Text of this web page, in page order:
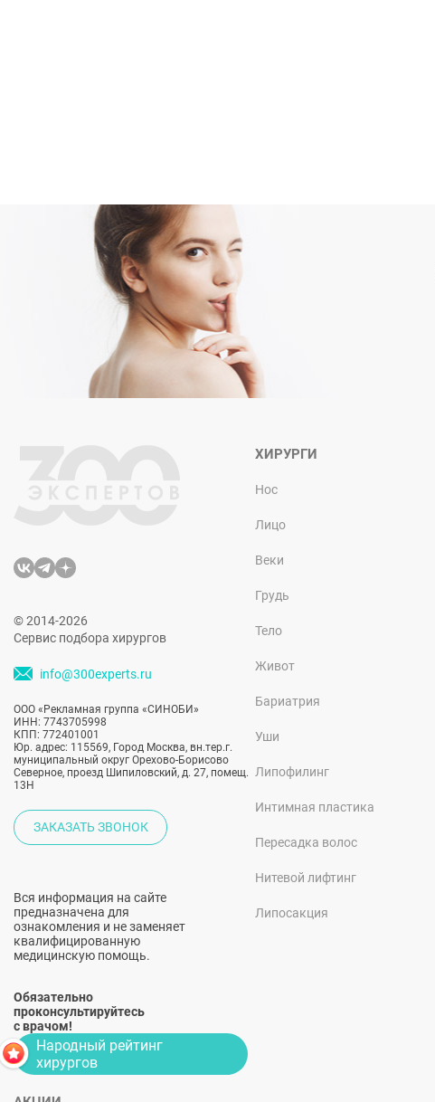
© 2014-2026
Сервис подбора хирургов
info@300experts.ru
ООО «Рекламная группа «СИНОБИ»
ИНН: 7743705998
КПП: 772401001
Юр. адрес: 115569, Город Москва, вн.тер.г.
муниципальный округ Орехово-Борисово
Северное, проезд Шипиловский, д. 27, помещ.
13Н
ЗАКАЗАТЬ ЗВОНОК
Вся информация на сайте
предназначена для
ознакомления и не заменяет
квалифицированную
медицинскую помощь.
Обязательно
проконсультируйтесь
с врачом!
ХИРУРГИ
Нос
Лицо
Веки
Грудь
Тело
Живот
Бариатрия
Уши
Липофилинг
Интимная пластика
Пересадка волос
Нитевой лифтинг
Липосакция
Народный рейтинг
хирургов